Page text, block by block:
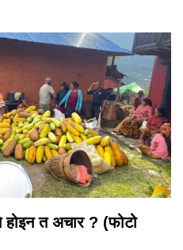
त अचार ? (फोटो